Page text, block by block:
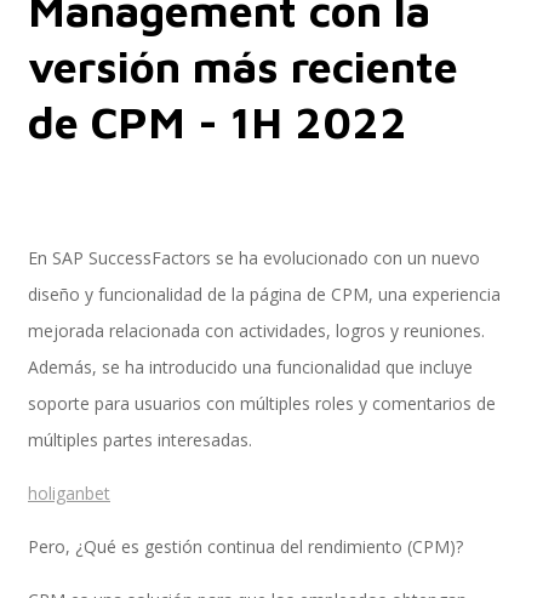
versión más reciente
de CPM - 1H 2022
En SAP SuccessFactors se ha evolucionado con un nuevo
diseño y funcionalidad de la página de CPM, una experiencia
mejorada relacionada con actividades, logros y reuniones.
Además, se ha introducido una funcionalidad que incluye
soporte para usuarios con múltiples roles y comentarios de
múltiples partes interesadas.
holiganbet
Pero, ¿Qué es gestión continua del rendimiento (CPM)?